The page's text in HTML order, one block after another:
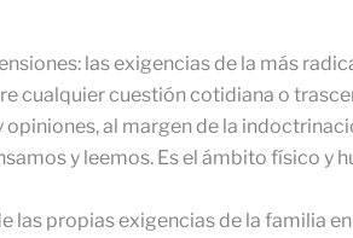
las exigencias de la más
cualquier cuestión cotidiana o
al margen de la
y leemos. Es el ámbito físico y
las propias exigencias de la familia